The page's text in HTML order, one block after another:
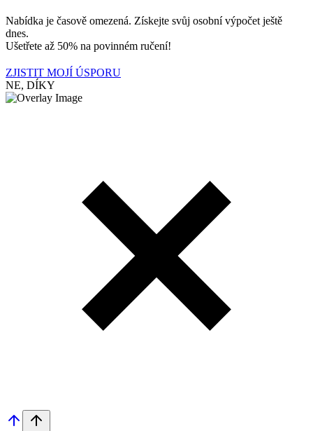
Nabídka je časově omezená. Získejte svůj osobní výpočet ještě
dnes.
Ušetřete až 50% na povinném ručení!
ZJISTIT MOJÍ ÚSPORU
NE, DÍKY